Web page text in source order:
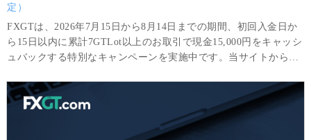
定）
FXGTは、2026年7月15日から8月14日までの期間、初回入金日か
ら15日以内に累計7GTLot以上のお取引で現金15,000円をキャッシ
ュバックする特別なキャンペーンを実施中です。当サイトから